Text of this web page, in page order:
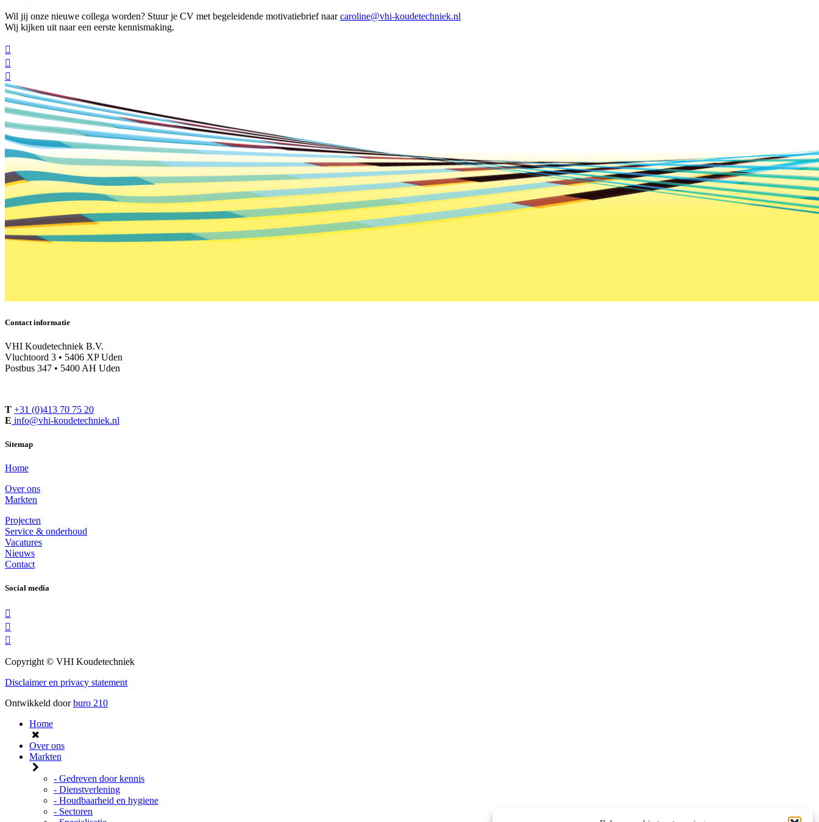
Wil jij onze nieuwe collega worden? Stuur je CV met begeleidende motivatiebrief naarcaroline@vhi-koudetechniek.nl
Wij kijken uit naar een eerste kennismaking.
Contact informatie
VHI Koudetechniek B.V.
Vluchtoord 3 • 5406 XP Uden
Postbus 347 • 5400 AH Uden
T +31 (0)413 70 75 20
E info@vhi-koudetechniek.nl
Sitemap
Home
Over ons
Markten
Projecten
Service & onderhoud
Vacatures
Nieuws
Contact
Social media
Copyright © VHI Koudetechniek
Disclaimer en privacy statement
Ontwikkeld doorburo 210
Home
Over ons
Markten
- Gedreven door kennis
- Dienstverlening
- Houdbaarheid en hygiene
- Sectoren